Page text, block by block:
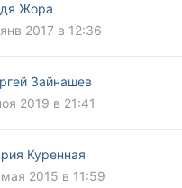
Жора
2017 в 12:36
Зайнашев
2019 в 21:41
Куренная
2015 в 11:59